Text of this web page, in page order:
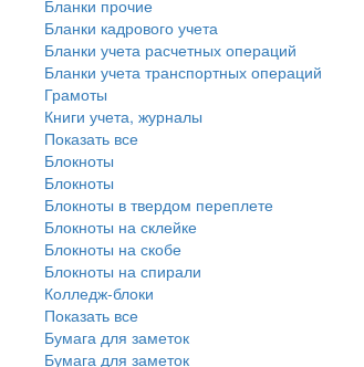
Бланки прочие
Бланки кадрового учета
Бланки учета расчетных операций
Бланки учета транспортных операций
Грамоты
Книги учета, журналы
Показать все
Блокноты
Блокноты
Блокноты в твердом переплете
Блокноты на склейке
Блокноты на скобе
Блокноты на спирали
Колледж-блоки
Показать все
Бумага для заметок
Бумага для заметок